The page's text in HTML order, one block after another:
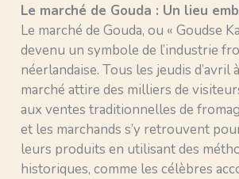
Le marché de Gouda : Un lieu
Le marché de Gouda, ou « Goudse
devenu un symbole de l’industrie
néerlandaise. Tous les jeudis d’avril
marché attire des milliers de
aux ventes traditionnelles de
et les marchands s’y retrouvent
leurs produits en utilisant des
historiques, comme les célèbres